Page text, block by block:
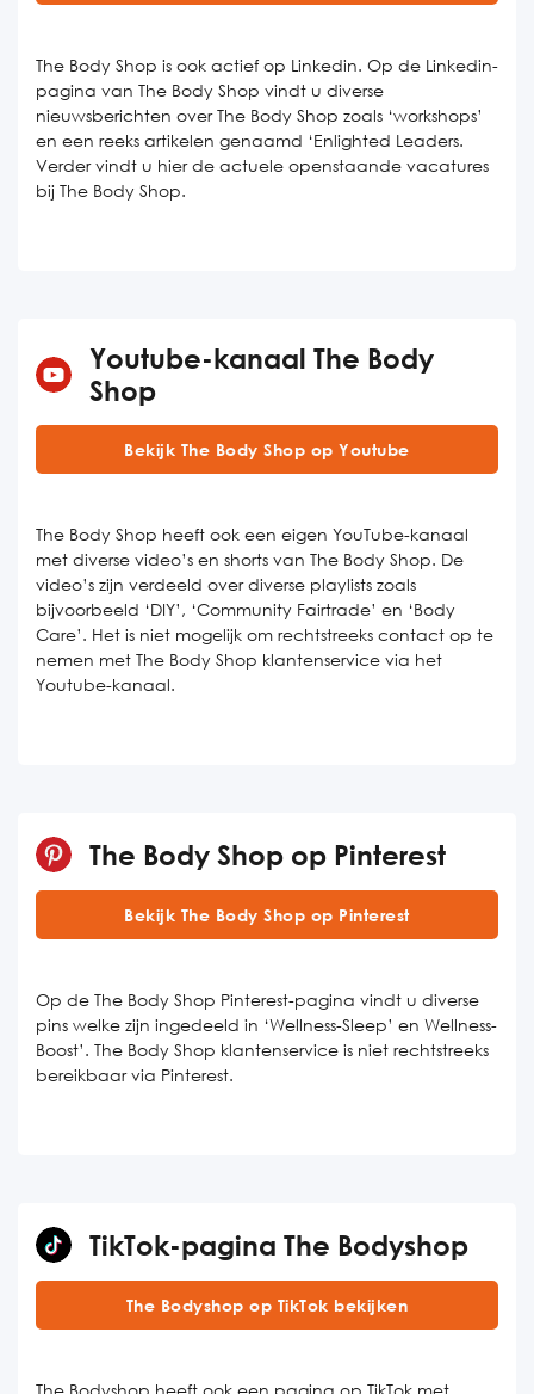
The Body Shop is ook actief op Linkedin. Op de Linkedin-
pagina van The Body Shop vindt u diverse
nieuwsberichten over The Body Shop zoals ‘workshops’
en een reeks artikelen genaamd ‘Enlighted Leaders.
Verder vindt u hier de actuele openstaande vacatures
bij The Body Shop.
Youtube-kanaal The Body
Shop
Bekijk The Body Shop op Youtube
The Body Shop heeft ook een eigen YouTube-kanaal
met diverse video’s en shorts van The Body Shop. De
video’s zijn verdeeld over diverse playlists zoals
bijvoorbeeld ‘DIY’, ‘Community Fairtrade’ en ‘Body
Care’. Het is niet mogelijk om rechtstreeks contact op te
nemen met The Body Shop klantenservice via het
Youtube-kanaal.
The Body Shop op Pinterest
Bekijk The Body Shop op Pinterest
Op de The Body Shop Pinterest-pagina vindt u diverse
pins welke zijn ingedeeld in ‘Wellness-Sleep’ en Wellness-
Boost’. The Body Shop klantenservice is niet rechtstreeks
bereikbaar via Pinterest.
TikTok-pagina The Bodyshop
The Bodyshop op TikTok bekijken
The Bodyshop heeft ook een pagina op TikTok met